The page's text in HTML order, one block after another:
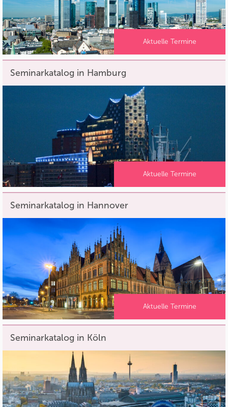
Aktuelle Termine
Seminarkatalog in Hamburg
Aktuelle Termine
Seminarkatalog in Hannover
Aktuelle Termine
Seminarkatalog in Köln